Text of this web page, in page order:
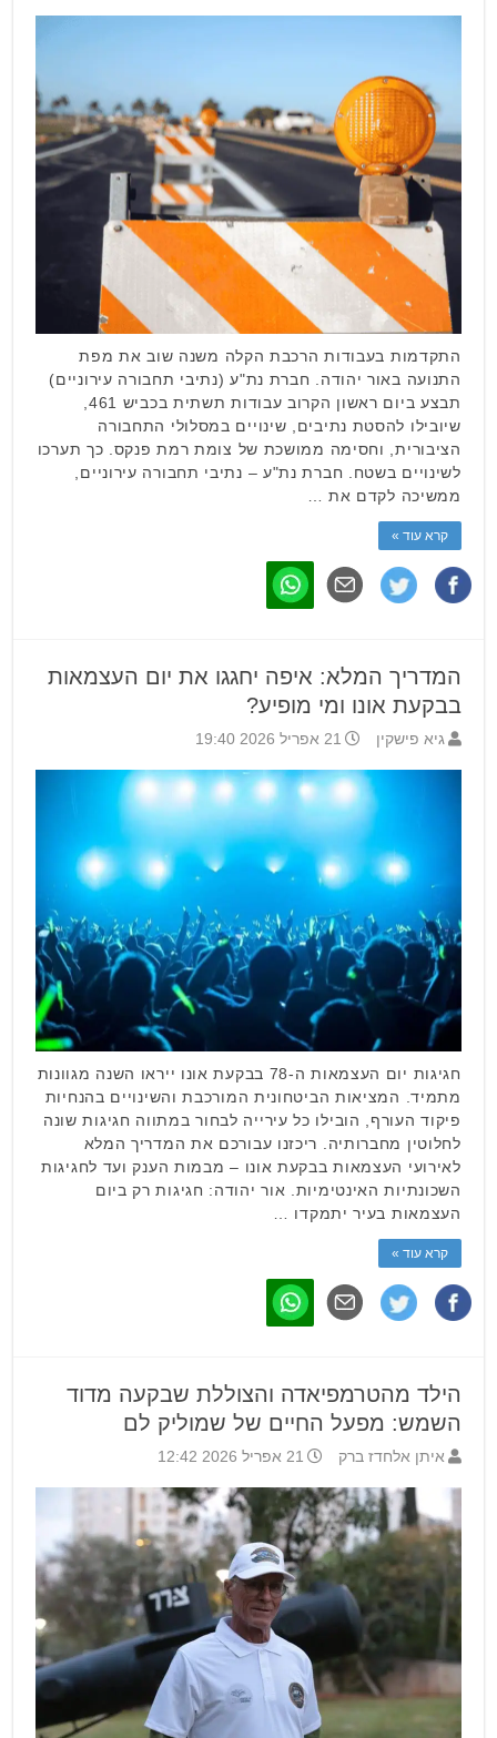
התקדמות בעבודות הרכבת הקלה משנה שוב את מפת
התנועה באור יהודה. חברת נת"ע (נתיבי תחבורה עירוניים)
תבצע ביום ראשון הקרוב עבודות תשתית בכביש 461,
שיובילו להסטת נתיבים, שינויים במסלולי התחבורה
הציבורית, וחסימה ממושכת של צומת רמת פנקס. כך תערכו
לשינויים בשטח. חברת נת"ע – נתיבי תחבורה עירוניים,
ממשיכה לקדם את …
קרא עוד »
המדריך המלא: איפה יחגגו את יום העצמאות
בבקעת אונו ומי מופיע?
גיא פישקין 21 אפריל 2026 19:40
חגיגות יום העצמאות ה-78 בבקעת אונו ייראו השנה מגוונות
מתמיד. המציאות הביטחונית המורכבת והשינויים בהנחיות
פיקוד העורף, הובילו כל עירייה לבחור במתווה חגיגות שונה
לחלוטין מחברותיה. ריכזנו עבורכם את המדריך המלא
לאירועי העצמאות בבקעת אונו – מבמות הענק ועד לחגיגות
השכונתיות האינטימיות. אור יהודה: חגיגות רק ביום
העצמאות בעיר יתמקדו …
קרא עוד »
הילד מהטרמפיאדה והצוללת שבקעה מדוד
השמש: מפעל החיים של שמוליק לם
איתן אלחדז ברק 21 אפריל 2026 12:42